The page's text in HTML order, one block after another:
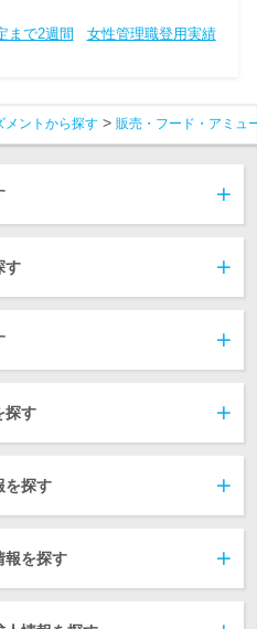
まで2週間
女性管理職登用実績
メントから探す 販売・フード・アミュ
す
探す
を探す
報を探す